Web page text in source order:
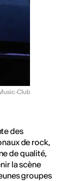
Club
des
de rock,
de qualité,
la scène
groupes